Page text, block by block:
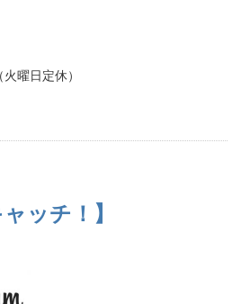
曜日定休）
ッチ！】